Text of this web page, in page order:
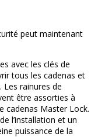
peut maintenant
avec les clés de
tous les cadenas et
rainures de
être assorties à
cadenas Master Lock.
l’installation et un
puissance de la